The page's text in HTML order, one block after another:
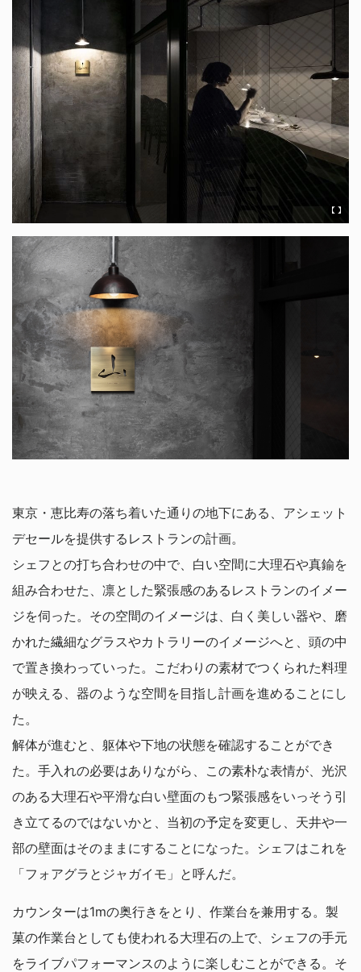
東京・恵比寿の落ち着いた通りの地下にある、アシェット
デセールを提供するレストランの計画。
シェフとの打ち合わせの中で、白い空間に大理石や真鍮を
組み合わせた、凛とした緊張感のあるレストランのイメー
ジを伺った。その空間のイメージは、白く美しい器や、磨
かれた繊細なグラスやカトラリーのイメージへと、頭の中
で置き換わっていった。こだわりの素材でつくられた料理
が映える、器のような空間を目指し計画を進めることにし
た。
解体が進むと、躯体や下地の状態を確認することができ
た。手入れの必要はありながら、この素朴な表情が、光沢
のある大理石や平滑な白い壁面のもつ緊張感をいっそう引
き立てるのではないかと、当初の予定を変更し、天井や一
部の壁面はそのままにすることになった。シェフはこれを
「フォアグラとジャガイモ」と呼んだ。
カウンターは1mの奥行きをとり、作業台を兼用する。製
菓の作業台としても使われる大理石の上で、シェフの手元
をライブパフォーマンスのように楽しむことができる。そ